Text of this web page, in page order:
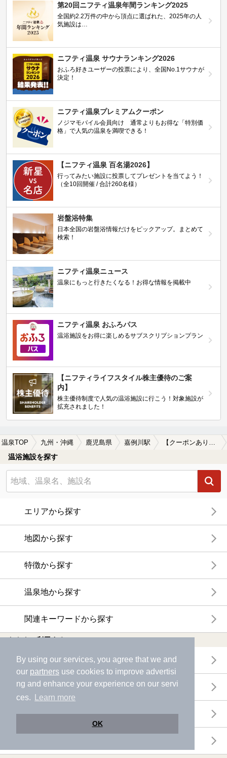
By using our services, you agree that we and
our partners use cookies to improve advertisi
ng and enhance your experience on our servi
ces.
Learn more
OK
第20回ニフティ温泉年間ランキング2025
全国約2.2万件の中から頂点に選ばれた、2025年の人
気施設は…
ニフティ温泉 サウナランキング2026
おふろ好きユーザーの投票により、全国No.1サウナが
決定！
ニフティ温泉プレミアムクーポン
ノジマモバイル会員向け 通常よりもお得な「特別価
格」で人気の温泉を満喫できる！
【ニフティ温泉 百名湯2026】
行ってみたい施設に投票してプレゼントを当てよう！
（全10回開催 / 合計260名様）
岩盤浴特集
日本全国の岩盤浴情報だけをピックアップ。まとめて
検索！
ニフティ温泉ニュース
温泉にもっと行きたくなる！お得な情報を掲載中
ニフティ温泉 おふろパス
温浴施設をお得に楽しめるサブスクリプションプラン
【ニフティライフスタイル株主優待のご案
内】
株主優待制度で人気の温浴施設に行こう！対象施設が
拡充されました！
温泉TOP 九州・沖縄 鹿児島県 嘉例川駅
温浴施設を探す
エリアから探す
地図から探す
特徴から探す
温泉地から探す
関連キーワードから探す
おトクに利用する
電子チケットが利用できる施設一覧
クーポンが利用できる施設一覧
おすすめ電子チケット・クーポン一覧